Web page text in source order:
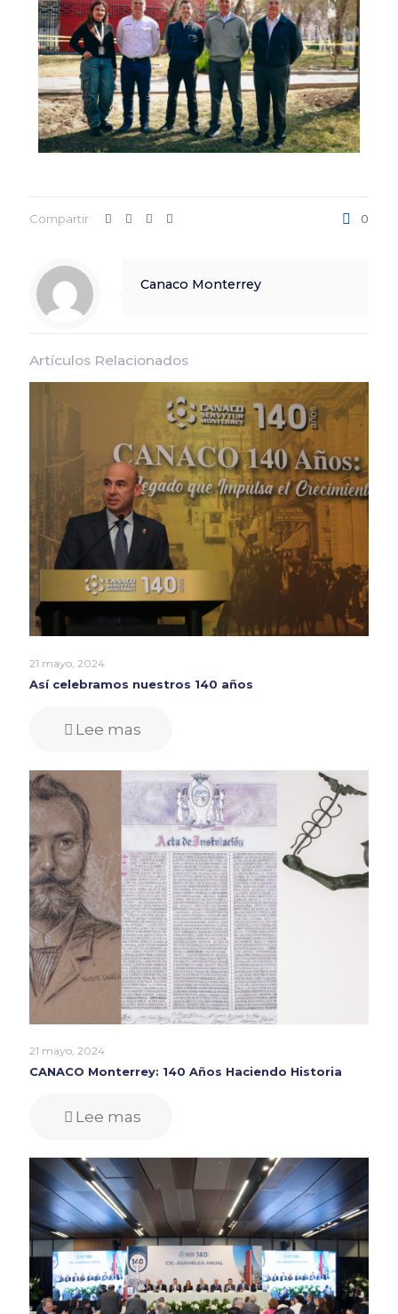
Compartir 0
Canaco Monterrey
Artículos Relacionados
21 mayo, 2024
Así celebramos nuestros 140 años
Lee mas
21 mayo, 2024
CANACO Monterrey: 140 Años Haciendo Historia
Lee mas